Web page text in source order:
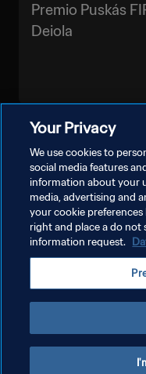
Premio Puskás
Deiola
PRIVACY POLICY
GESTISCI LE TUE
Copyright © 1994 - 2026 FIFA. Tutti
Your Privacy
We use cookies to
social media features
information about your
media, advertising and
your cookie
right and place a do not
information request.